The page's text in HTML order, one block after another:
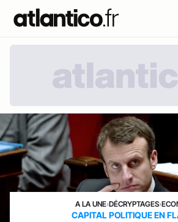
A LA UNE›DÉCRYPTAGES›
CAPITAL POLITIQUE EN